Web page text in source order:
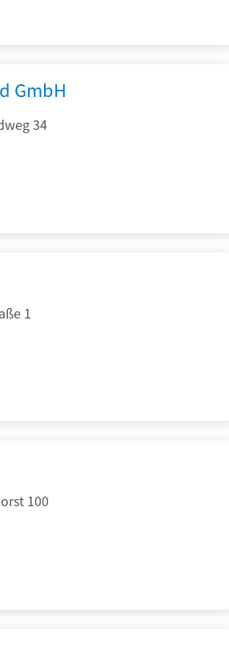
GmbH
34
1
100